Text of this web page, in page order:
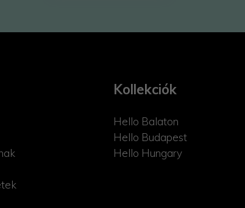
Kollekciók
Hello Balaton
Hello Budapest
Hello Hungary